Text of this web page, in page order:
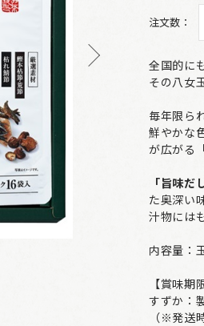
注文数：
全国的に
その八女
毎年限ら
鮮やかな
が広がる
「旨味だ
た奥深い
汁物には
内容量：
【賞味期
すずか：
（※発送